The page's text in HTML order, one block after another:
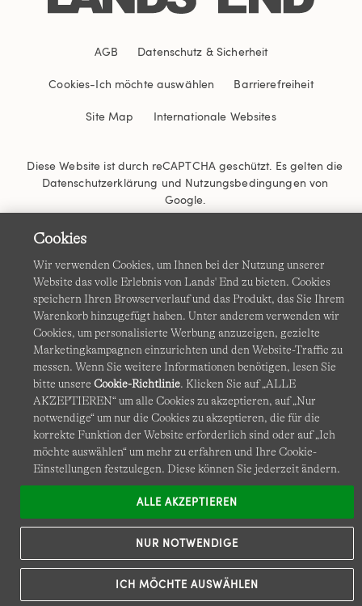
AGB Datenschutz & Sicherheit
Cookies-Ich möchte auswählen Barrierefreiheit
Site Map Internationale Websites
Diese Website ist durch reCAPTCHA geschützt. Es gelten die
Datenschutzerklärung und Nutzungsbedingungen von
Google.
© COPYRIGHTLANDS' END EUROPE
Cookies
Wir verwenden Cookies, um Ihnen bei der Nutzung unserer
Website das volle Erlebnis von Lands' End zu bieten. Cookies
speichern Ihren Browserverlauf und das Produkt, das Sie Ihrem
Warenkorb hinzugefügt haben. Unter anderem verwenden wir
Cookies, um personalisierte Werbung anzuzeigen, gezielte
Marketingkampagnen einzurichten und den Website-Traffic zu
messen. Wenn Sie weitere Informationen benötigen, lesen Sie
bitte unsere Cookie-Richtlinie. Klicken Sie auf „ALLE
AKZEPTIEREN“ um alle Cookies zu akzeptieren, auf „Nur
notwendige“ um nur die Cookies zu akzeptieren, die für die
korrekte Funktion der Website erforderlich sind oder auf „Ich
möchte auswählen“ um mehr zu erfahren und Ihre Cookie-
Einstellungen festzulegen. Diese können Sie jederzeit ändern.
ICH MÖCHTE AUSWÄHLEN
NUR NOTWENDIGE
ALLE AKZEPTIEREN